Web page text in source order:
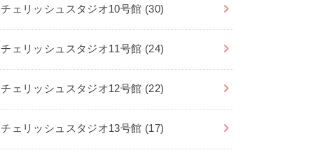
チェリッシュスタジオ10号館 (30)
チェリッシュスタジオ11号館 (24)
チェリッシュスタジオ12号館 (22)
チェリッシュスタジオ13号館 (17)